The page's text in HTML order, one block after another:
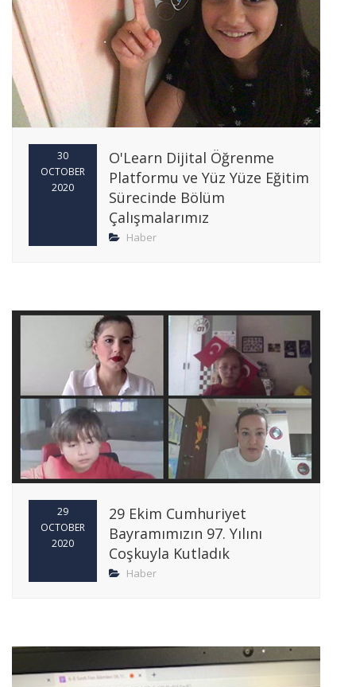
30
OCTOBER
2020
O'Learn Dijital Öğrenme
Platformu ve Yüz Yüze Eğitim
Sürecinde Bölüm
Çalışmalarımız
Haber
29
OCTOBER
2020
29 Ekim Cumhuriyet
Bayramımızın 97. Yılını
Coşkuyla Kutladık
Haber